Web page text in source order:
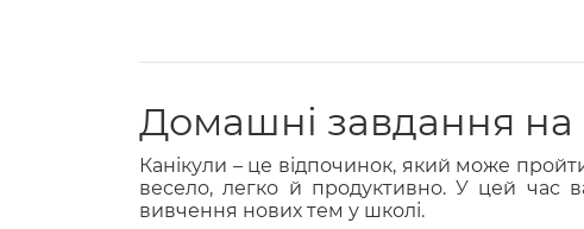
Домашні завдання на
Канікули – це відпочинок, який може
весело, легко й продуктивно. У цей час
вивчення нових тем у школі.